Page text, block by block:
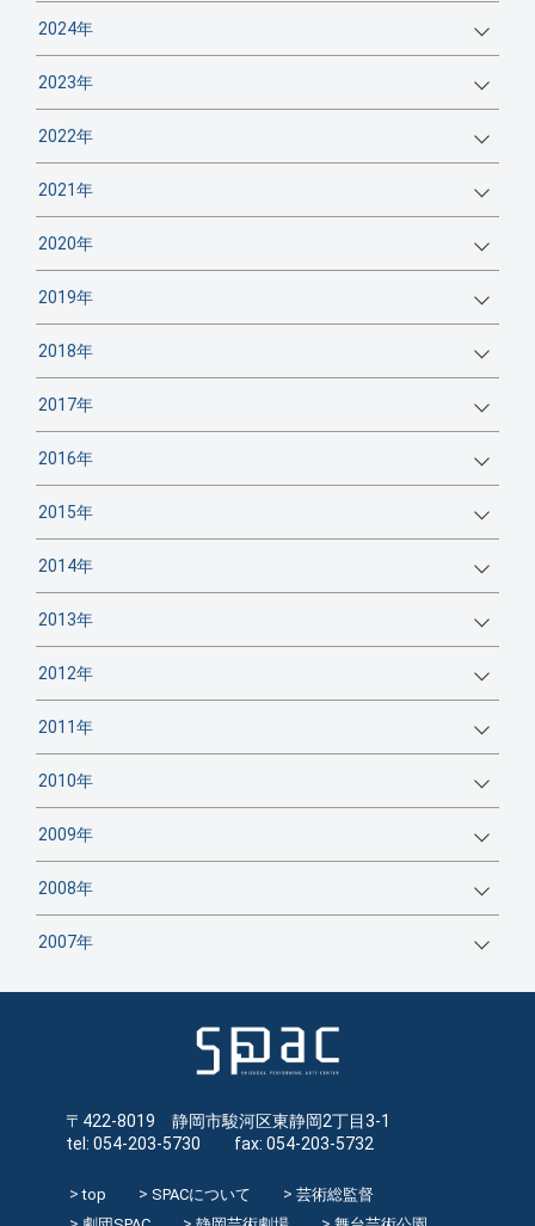
2024年
2023年
2022年
2021年
2020年
2019年
2018年
2017年
2016年
2015年
2014年
2013年
2012年
2011年
2010年
2009年
2008年
2007年
〒422-8019 静岡市駿河区東静岡2丁目3-1
tel: 054-203-5730 fax: 054-203-5732
top SPACについて
芸術総監督